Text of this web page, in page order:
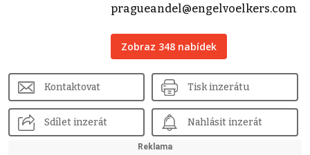
pragueandel@engelvoelkers.com
Zobraz 348 nabídek
Kontaktovat Tisk inzerátu
Sdílet inzerát Nahlásit inzerát